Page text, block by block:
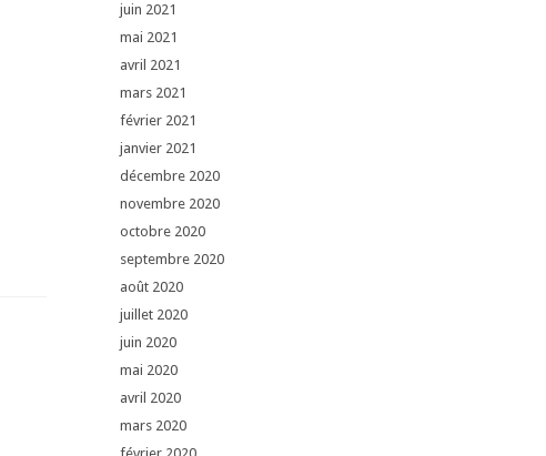
juin 2021
mai 2021
avril 2021
mars 2021
février 2021
janvier 2021
décembre 2020
novembre 2020
octobre 2020
septembre 2020
août 2020
juillet 2020
juin 2020
mai 2020
avril 2020
mars 2020